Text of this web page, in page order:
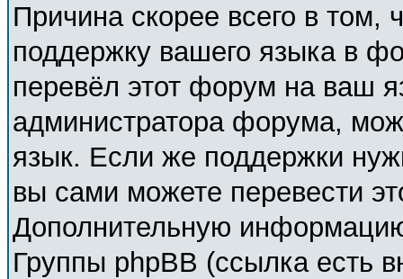
Причина скорее всего в том,
поддержку вашего языка в
перевёл этот форум на ваш
администратора форума,
язык. Если же поддержки
вы сами можете перевести
Дополнительную
Группы phpBB (ссылка есть